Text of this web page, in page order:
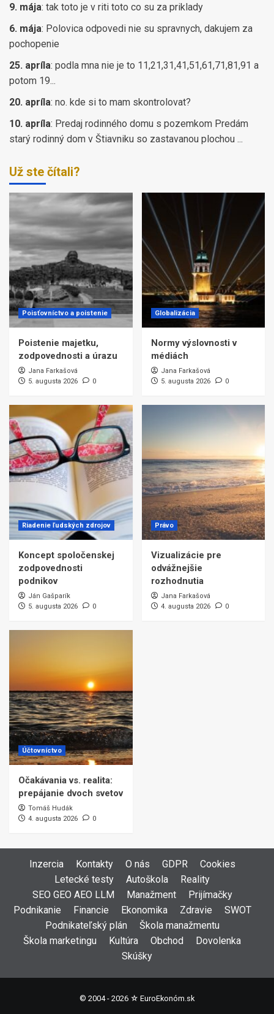
9. mája: tak toto je v riti toto co su za priklady
6. mája: Polovica odpovedi nie su spravnych, dakujem za
pochopenie
25. apríla: podla mna nie je to 11,21,31,41,51,61,71,81,91 a
potom 19...
20. apríla: no. kde si to mam skontrolovat?
10. apríla: Predaj rodinného domu s pozemkom Predám
starý rodinný dom v Štiavniku so zastavanou plochou ...
Už ste čítali?
Poisťovníctvo a poistenie
Poistenie majetku,
zodpovednosti a úrazu
Jana Farkašová
5. augusta 2026
0
Globalizácia
Normy výslovnosti v
médiách
Jana Farkašová
5. augusta 2026
0
Riadenie ľudských zdrojov
Koncept spoločenskej
zodpovednosti
podnikov
Ján Gašparík
5. augusta 2026
0
Právo
Vizualizácie pre
odvážnejšie
rozhodnutia
Jana Farkašová
4. augusta 2026
0
Účtovníctvo
Očakávania vs. realita:
prepájanie dvoch svetov
Tomáš Hudák
4. augusta 2026
0
Inzercia Kontakty O nás GDPR
Cookies
Letecké testy
Autoškola
Reality
SEO GEO AEO LLM
Manažment
Prijímačky
Podnikanie
Financie Ekonomika Zdravie
SWOT
Podnikateľský plán
Škola manažmentu
Škola marketingu
Kultúra Obchod
Dovolenka
Skúšky
© 2004 - 2026 ☆ EuroEkonóm.sk